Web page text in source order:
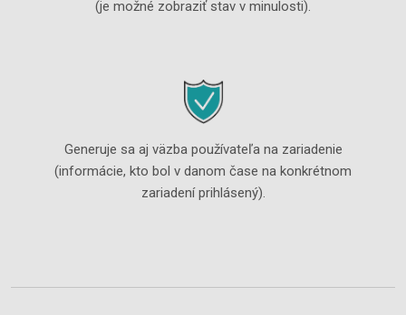
(je možné zobraziť stav v minulosti).
Generuje sa aj väzba používateľa na zariadenie
(informácie, kto bol v danom čase na konkrétnom
zariadení prihlásený).